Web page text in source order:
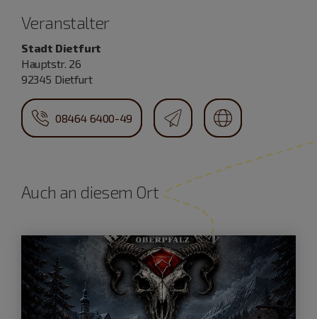
Veranstalter
Stadt Dietfurt
Hauptstr. 26
92345 Dietfurt
08464 6400-49
Auch an diesem Ort